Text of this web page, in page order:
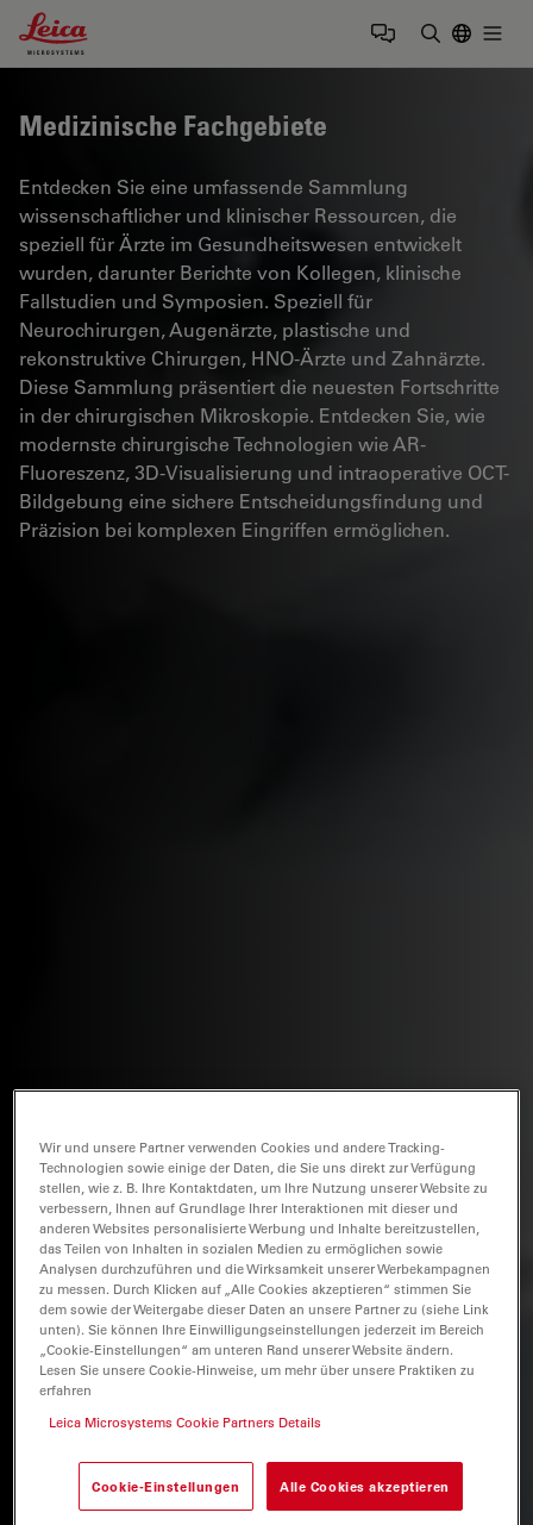
Leica Microsystems Logo
Medizinische Fachgebiete
Entdecken Sie eine umfassende Sammlung
wissenschaftlicher und klinischer Ressourcen, die
speziell für Ärzte im Gesundheitswesen entwickelt
wurden, darunter Berichte von Kollegen, klinische
Fallstudien und Symposien. Speziell für
Neurochirurgen, Augenärzte, plastische und
rekonstruktive Chirurgen, HNO-Ärzte und Zahnärzte.
Diese Sammlung präsentiert die neuesten Fortschritte
in der chirurgischen Mikroskopie. Entdecken Sie, wie
modernste chirurgische Technologien wie AR-
Fluoreszenz, 3D-Visualisierung und intraoperative OCT-
Bildgebung eine sichere Entscheidungsfindung und
Präzision bei komplexen Eingriffen ermöglichen.
Wir und unsere Partner verwenden Cookies und andere Tracking-
Technologien sowie einige der Daten, die Sie uns direkt zur Verfügung
stellen, wie z. B. Ihre Kontaktdaten, um Ihre Nutzung unserer Website zu
verbessern, Ihnen auf Grundlage Ihrer Interaktionen mit dieser und
anderen Websites personalisierte Werbung und Inhalte bereitzustellen,
das Teilen von Inhalten in sozialen Medien zu ermöglichen sowie
Analysen durchzuführen und die Wirksamkeit unserer Werbekampagnen
zu messen. Durch Klicken auf „Alle Cookies akzeptieren“ stimmen Sie
dem sowie der Weitergabe dieser Daten an unsere Partner zu (siehe Link
unten). Sie können Ihre Einwilligungseinstellungen jederzeit im Bereich
„Cookie-Einstellungen“ am unteren Rand unserer Website ändern.
Lesen Sie unsere Cookie-Hinweise, um mehr über unsere Praktiken zu
erfahren
Leica Microsystems Cookie Partners Details
Cookie-Einstellungen Alle Cookies akzeptieren